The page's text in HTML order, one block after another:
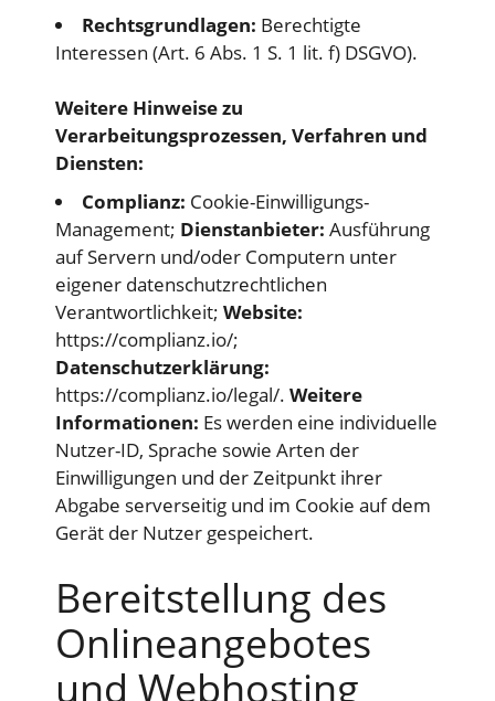
Rechtsgrundlagen: Berechtigte
Interessen (Art. 6 Abs. 1 S. 1 lit. f) DSGVO).
Weitere Hinweise zu
Verarbeitungsprozessen, Verfahren und
Diensten:
Complianz: Cookie-Einwilligungs-
Management; Dienstanbieter: Ausführung
auf Servern und/oder Computern unter
eigener datenschutzrechtlichen
Verantwortlichkeit;Website:
https://complianz.io/;
Datenschutzerklärung:
https://complianz.io/legal/.Weitere
Informationen: Es werden eine individuelle
Nutzer-ID, Sprache sowie Arten der
Einwilligungen und der Zeitpunkt ihrer
Abgabe serverseitig und im Cookie auf dem
Gerät der Nutzer gespeichert.
Bereitstellung des
Onlineangebotes
und Webhosting